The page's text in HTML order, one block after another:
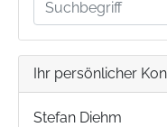
Ihr persönlicher
Stefan Diehm